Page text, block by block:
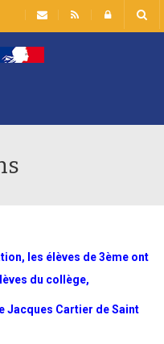
les élèves de 3ème ont
du collège,
Jacques Cartier de Saint